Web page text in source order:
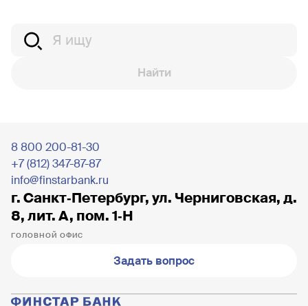
Найти
8 800 200-81-30
+7 (812) 347-87-87
info@finstarbank.ru
г. Санкт‐Петербург, ул. Черниговская, д.
8, лит. А, пом. 1‐Н
ГОЛОВНОЙ ОФИС
Задать вопрос